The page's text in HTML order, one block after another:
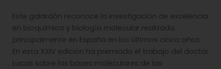
Este galardón reconoce la investigación de excelencia
en bioquímica y biología molecular realizada
principalmente en España en los últimos cinco años.
En esta XXIV edición ha premiado el trabajo del doctor
Lucas sobre las bases moleculares de las